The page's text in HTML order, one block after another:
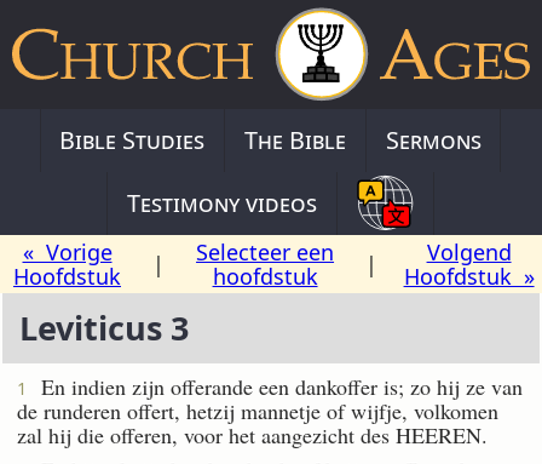
Bible Studies The Bible
Sermons
Testimony videos
« Vorige
Hoofdstuk
|
Selecteer een
hoofdstuk
|
Volgend
Hoofdstuk »
Leviticus 3
1
En indien zijn offerande een dankoffer is; zo hij ze van
de runderen offert, hetzij mannetje of wijfje, volkomen
zal hij die offeren, voor het aangezicht des HEEREN.